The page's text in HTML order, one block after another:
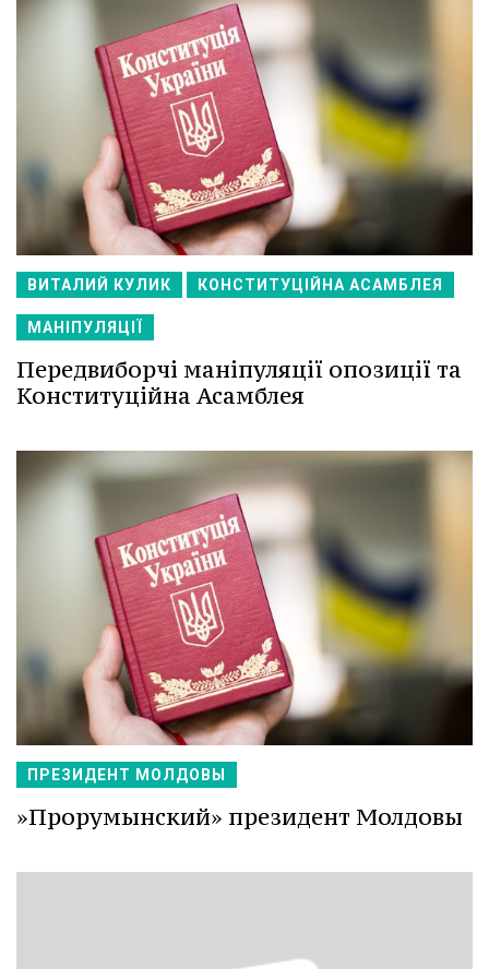
ВИТАЛИЙ КУЛИК КОНСТИТУЦІЙНА АСАМБЛЕЯ
МАНІПУЛЯЦІЇ
Передвиборчі маніпуляції опозиції та
Конституційна Асамблея
ПРЕЗИДЕНТ МОЛДОВЫ
»Прорумынский» президент Молдовы